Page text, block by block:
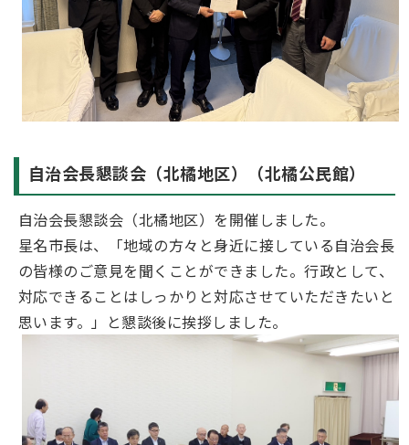
自治会長懇談会（北橘地区）（北橘公民館）
自治会長懇談会（北橘地区）を開催しました。
星名市長は、「地域の方々と身近に接している自治会長
の皆様のご意見を聞くことができました。行政として、
対応できることはしっかりと対応させていただきたいと
思います。」と懇談後に挨拶しました。